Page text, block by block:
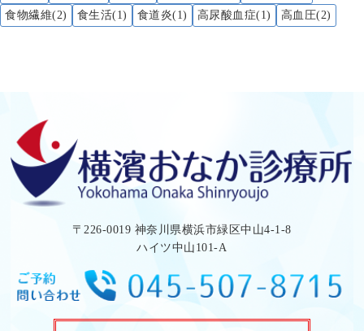
食物繊維(2)
食生活(1) 食道炎(1) 高尿酸血症(1) 高血圧(2)
〒226-0019 神奈川県横浜市緑区中山4-1-8
ハイツ中山101-A